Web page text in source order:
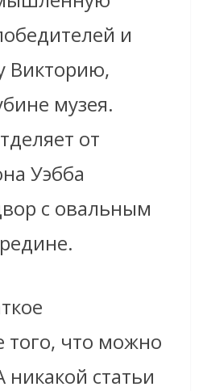
и
Викторию,
музея.
от
Уэбба
с овальным
того, что можно
никакой статьи